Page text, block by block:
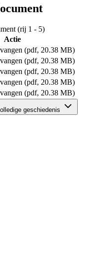
(rij 1 - 5)
Actie
(pdf, 20.38 MB)
(pdf, 20.38 MB)
(pdf, 20.38 MB)
(pdf, 20.38 MB)
(pdf, 20.38 MB)
(rij 6 - 6)
Actiegeschiedenis